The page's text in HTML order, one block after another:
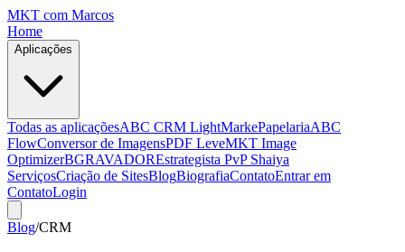
MKT com Marcos
Home
Aplicações
Todas as aplicaçõesABC CRM LightMarkePapelariaABC
FlowConversor de ImagensPDF LeveMKT Image
OptimizerBGRAVADOREstrategista PvP Shaiya
ServiçosCriação de SitesBlogBiografiaContatoEntrar em
ContatoLogin
Blog/CRM